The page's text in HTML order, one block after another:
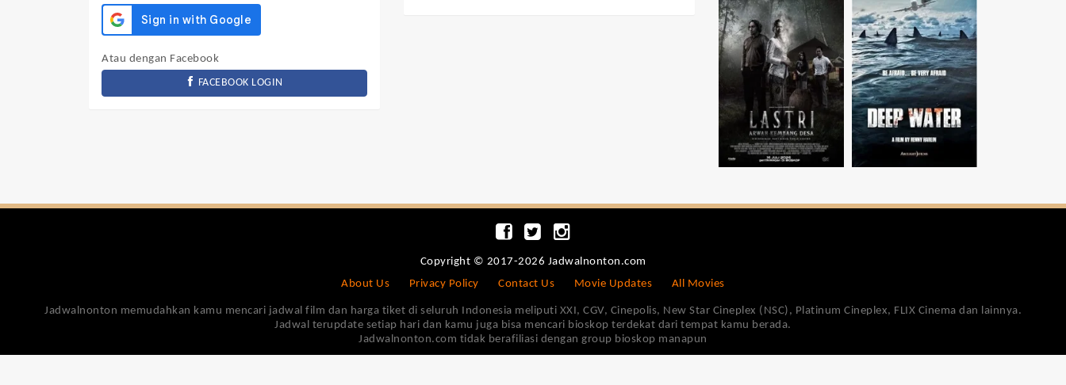
Atau dengan Facebook
FACEBOOK LOGIN
Copyright © 2017-2026 Jadwalnonton.com
About Us
Privacy Policy Contact Us Movie Updates All Movies
Jadwalnonton memudahkan kamu mencari jadwal film dan harga tiket di seluruh Indonesia meliputi XXI, CGV, Cinepolis, New Star Cineplex (NSC), Platinum Cineplex, FLIX Cinema dan lainnya.
Jadwal terupdate setiap hari dan kamu juga bisa mencari bioskop terdekat dari tempat kamu berada.
Jadwalnonton.com tidak berafiliasi dengan group bioskop manapun